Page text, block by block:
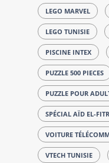
LEGO MARVEL
LEGO TUNISIE
PISCINE INTEX
PUZZLE 500 PIECES
PUZZLE POUR
SPÉCIAL AÏD EL-
VOITURE
VTECH TUNISIE